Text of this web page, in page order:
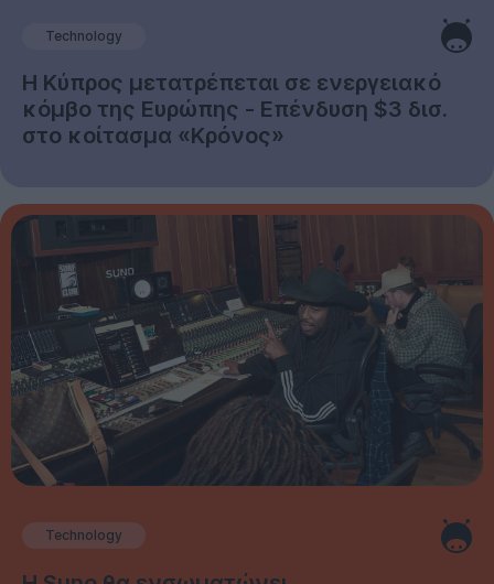
Technology
Η Κύπρος μετατρέπεται σε ενεργειακό
κόμβο της Ευρώπης - Επένδυση $3 δισ.
στο κοίτασμα «Κρόνος»
Technology